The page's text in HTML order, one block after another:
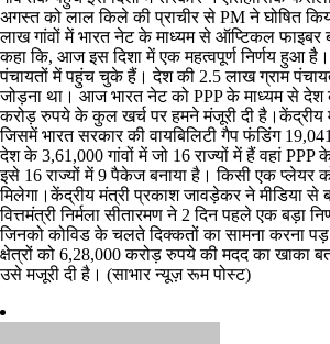
अगस्त को लाल किले की प्राचीर से PM ने घोषित
लाख गांवों में भारत नेट के माध्यम से ऑप्टिकल फाइबर
कहा कि, आज इस दिशा में एक महत्वपूर्ण निर्णय हुआ
पंचायतों में पहुंच चुके हैं। देश की 2.5 लाख ग्राम
जोड़ना था। आज भारत नेट को PPP के माध्यम से देश
करोड़ रुपये के कुल खर्च पर हमने मंजूरी दी है।केंद्रीय
जिसमें भारत सरकार की वायबिलिटी गैप फंडिंग
देश के 3,61,000 गांवों में जो 16 राज्यों में हैं वहां
इसे 16 राज्यों में 9 पैकेज बनाया है। किसी एक प्लेयर
मिलेगा।केंद्रीय मंत्री प्रकाश जावड़ेकर ने मीडिया से
वित्तमंत्री निर्मला सीतारमण ने 2 दिन पहले एक बड़ा
जिनको कोविड के चलते दिक्कतों का सामना करना
क्षेत्रों को 6,28,000 करोड़ रुपये की मदद का खाका
उसे मजूरी दी है। (साभार न्यूज़ रूम पोस्ट)